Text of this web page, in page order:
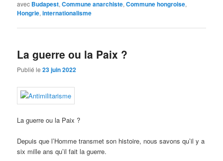
avec Budapest,Commune anarchiste,Commune hongroise,
Hongrie,internationalisme
La guerre ou la Paix ?
Publié le23 juin 2022
La guerre ou la Paix ?
Depuis que l’Homme transmet son histoire, nous savons qu’il y a
six mille ans qu’il fait la guerre.